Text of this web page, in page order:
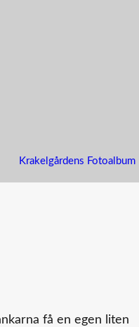
Krakelgårdens Fotoalbum
få en egen liten